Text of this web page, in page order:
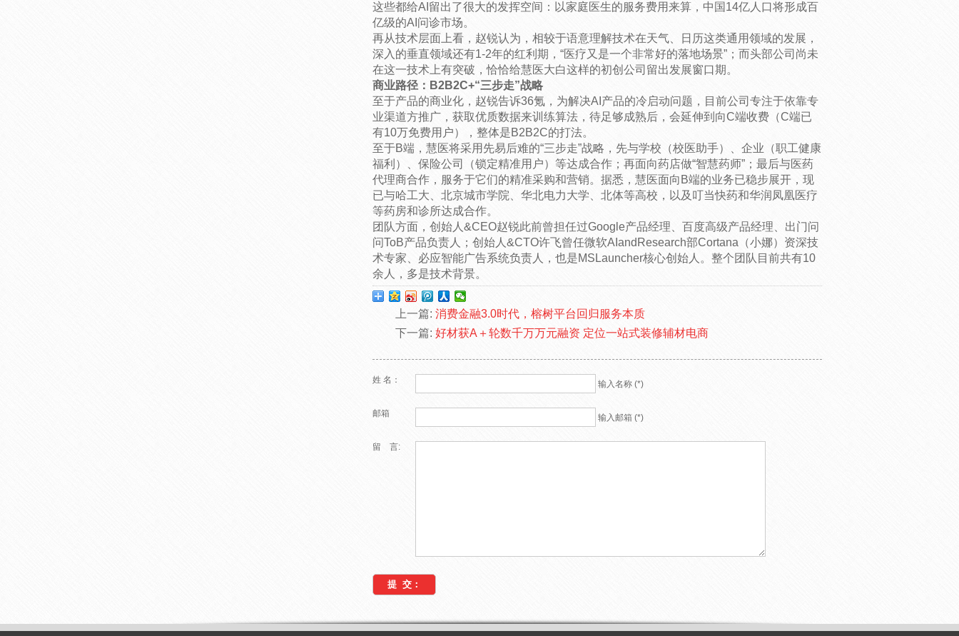
这些都给AI留出了很大的发挥空间：以家庭医生的服务费用来算，中国14亿人口将形成百
亿级的AI问诊市场。
再从技术层面上看，赵锐认为，相较于语意理解技术在天气、日历这类通用领域的发展，
深入的垂直领域还有1-2年的红利期，“医疗又是一个非常好的落地场景”；而头部公司尚未
在这一技术上有突破，恰恰给慧医大白这样的初创公司留出发展窗口期。
商业路径：B2B2C+“三步走”战略
至于产品的商业化，赵锐告诉36氪，为解决AI产品的冷启动问题，目前公司专注于依靠专
业渠道方推广，获取优质数据来训练算法，待足够成熟后，会延伸到向C端收费（C端已
有10万免费用户），整体是B2B2C的打法。
至于B端，慧医将采用先易后难的“三步走”战略，先与学校（校医助手）、企业（职工健康
福利）、保险公司（锁定精准用户）等达成合作；再面向药店做“智慧药师”；最后与医药
代理商合作，服务于它们的精准采购和营销。据悉，慧医面向B端的业务已稳步展开，现
已与哈工大、北京城市学院、华北电力大学、北体等高校，以及叮当快药和华润凤凰医疗
等药房和诊所达成合作。
团队方面，创始人&CEO赵锐此前曾担任过Google产品经理、百度高级产品经理、出门问
问ToB产品负责人；创始人&CTO许飞曾任微软AIandResearch部Cortana（小娜）资深技
术专家、必应智能广告系统负责人，也是MSLauncher核心创始人。整个团队目前共有10
余人，多是技术背景。
上一篇: 消费金融3.0时代，榕树平台回归服务本质
下一篇: 好材获A＋轮数千万万元融资 定位一站式装修辅材电商
姓 名： 输入名称 (*)
邮箱 输入邮箱 (*)
留 言: